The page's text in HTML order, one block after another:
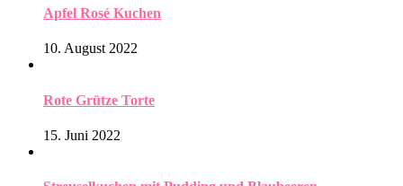
Apfel Rosé Kuchen
10. August 2022
Rote Grütze Torte
15. Juni 2022